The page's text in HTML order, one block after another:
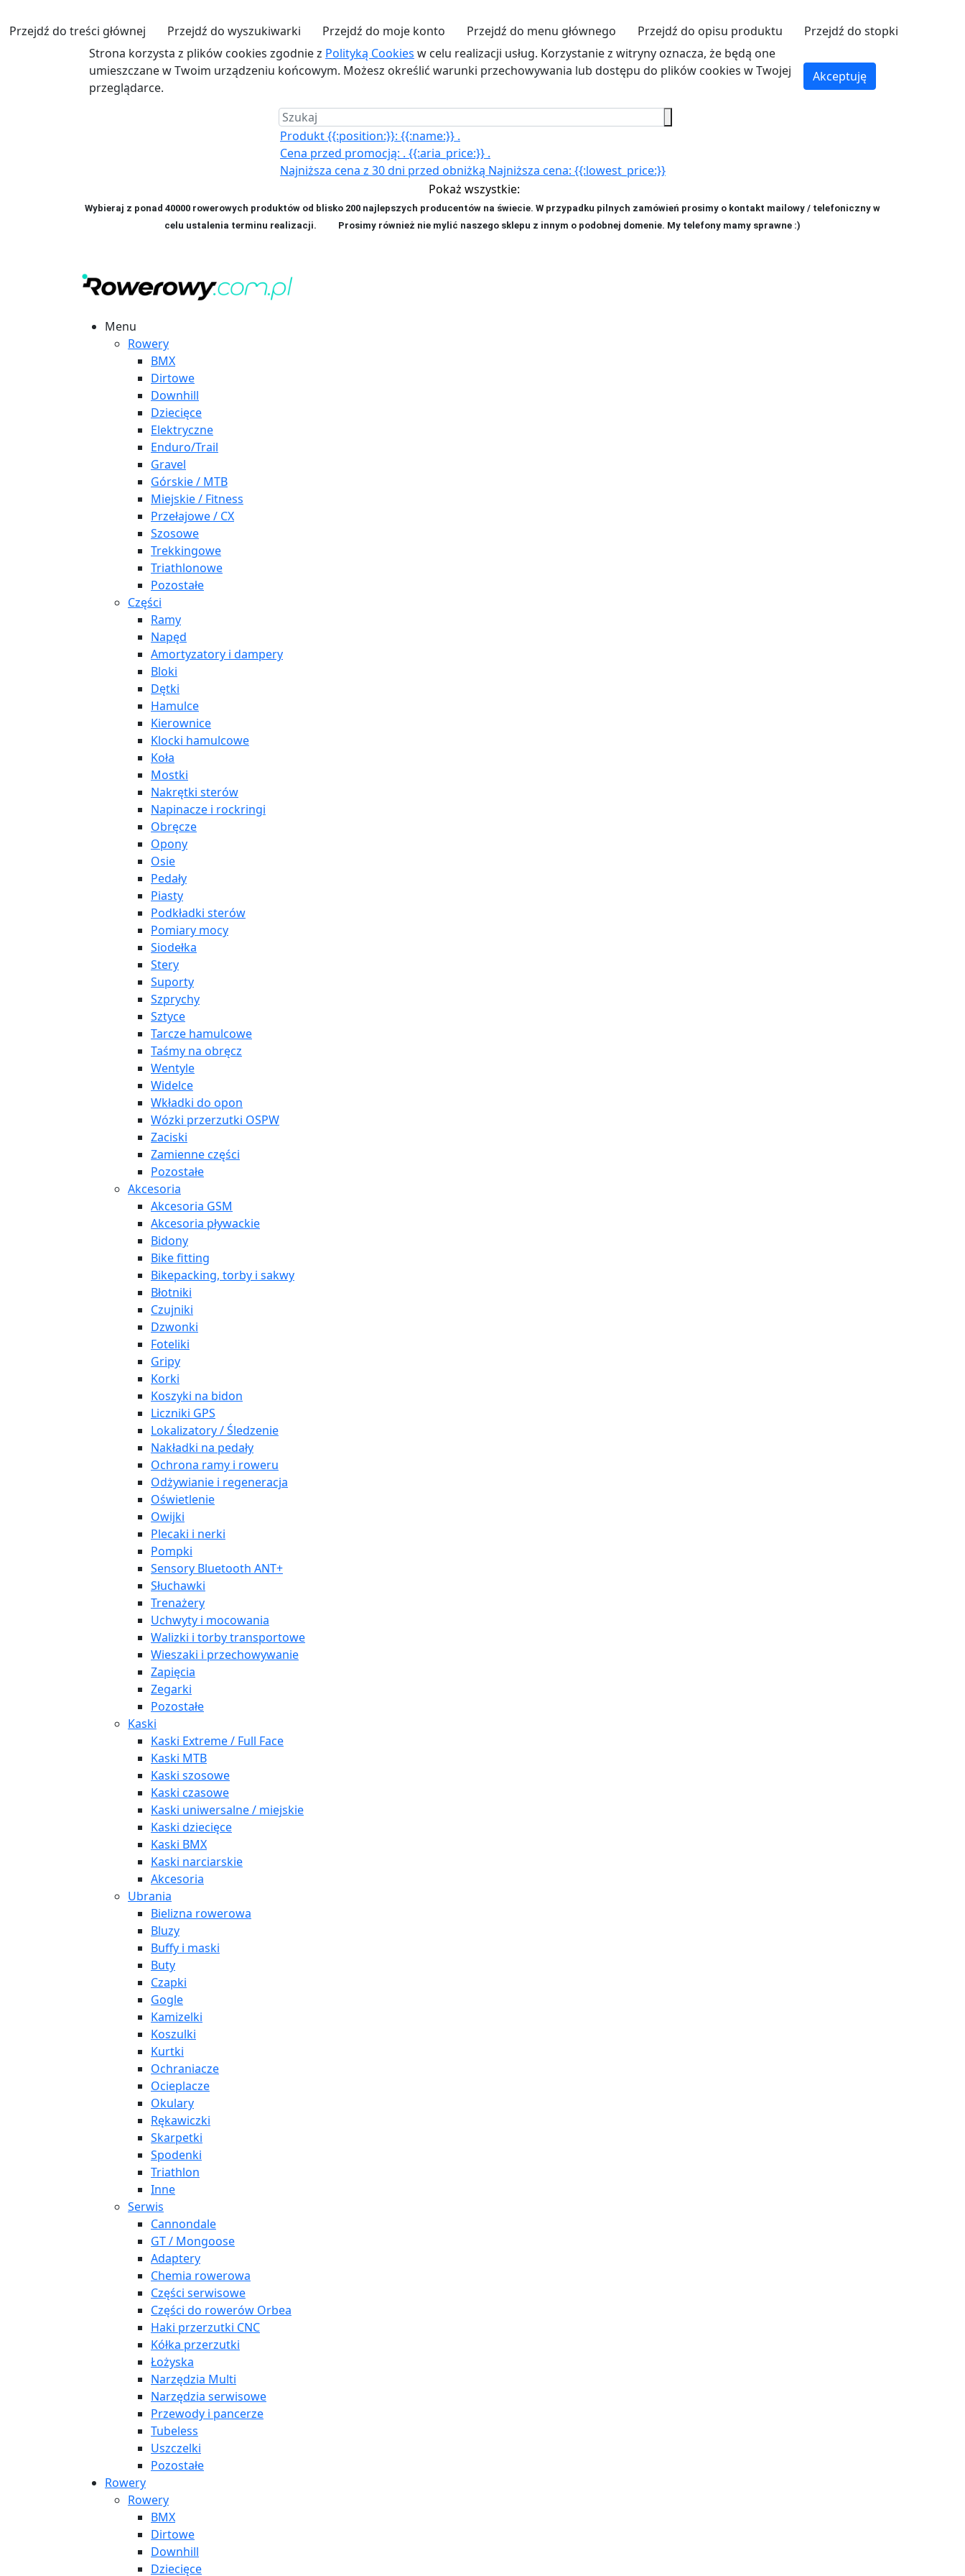
Przejdź do treści głównej Przejdź do wyszukiwarki Przejdź do moje konto Przejdź do menu głównego Przejdź do opisu produktu
Przejdź do stopki
Strona korzysta z plików cookies zgodnie z Polityką Cookies w celu realizacji usług. Korzystanie z witryny oznacza, że będą one
umieszczane w Twoim urządzeniu końcowym. Możesz określić warunki przechowywania lub dostępu do plików cookies w Twojej
przeglądarce.
Akceptuję
Produkt {{:position:}}: {{:name:}} .
Cena przed promocją: . {{:aria_price:}} .
Najniższa cena z 30 dni przed obniżką Najniższa cena: {{:lowest_price:}}
Pokaż wszystkie:
Wybieraj z ponad 40000 rowerowych produktów od blisko 200 najlepszych producentów na świecie. W przypadku pilnych zamówień prosimy o kontakt mailowy / telefoniczny w
celu ustalenia terminu realizacji. Prosimy również nie mylić naszego sklepu z innym o podobnej domenie. My telefony mamy sprawne :)
Menu
Rowery
BMX
Dirtowe
Downhill
Dziecięce
Elektryczne
Enduro/Trail
Gravel
Górskie / MTB
Miejskie / Fitness
Przełajowe / CX
Szosowe
Trekkingowe
Triathlonowe
Pozostałe
Części
Ramy
Napęd
Amortyzatory i dampery
Bloki
Dętki
Hamulce
Kierownice
Klocki hamulcowe
Koła
Mostki
Nakrętki sterów
Napinacze i rockringi
Obręcze
Opony
Osie
Pedały
Piasty
Podkładki sterów
Pomiary mocy
Siodełka
Stery
Suporty
Szprychy
Sztyce
Tarcze hamulcowe
Taśmy na obręcz
Wentyle
Widelce
Wkładki do opon
Wózki przerzutki OSPW
Zaciski
Zamienne części
Pozostałe
Akcesoria
Akcesoria GSM
Akcesoria pływackie
Bidony
Bike fitting
Bikepacking, torby i sakwy
Błotniki
Czujniki
Dzwonki
Foteliki
Gripy
Korki
Koszyki na bidon
Liczniki GPS
Lokalizatory / Śledzenie
Nakładki na pedały
Ochrona ramy i roweru
Odżywianie i regeneracja
Oświetlenie
Owijki
Plecaki i nerki
Pompki
Sensory Bluetooth ANT+
Słuchawki
Trenażery
Uchwyty i mocowania
Walizki i torby transportowe
Wieszaki i przechowywanie
Zapięcia
Zegarki
Pozostałe
Kaski
Kaski Extreme / Full Face
Kaski MTB
Kaski szosowe
Kaski czasowe
Kaski uniwersalne / miejskie
Kaski dziecięce
Kaski BMX
Kaski narciarskie
Akcesoria
Ubrania
Bielizna rowerowa
Bluzy
Buffy i maski
Buty
Czapki
Gogle
Kamizelki
Koszulki
Kurtki
Ochraniacze
Ocieplacze
Okulary
Rękawiczki
Skarpetki
Spodenki
Triathlon
Inne
Serwis
Cannondale
GT / Mongoose
Adaptery
Chemia rowerowa
Części serwisowe
Części do rowerów Orbea
Haki przerzutki CNC
Kółka przerzutki
Łożyska
Narzędzia Multi
Narzędzia serwisowe
Przewody i pancerze
Tubeless
Uszczelki
Pozostałe
Rowery
Rowery
BMX
Dirtowe
Downhill
Dziecięce